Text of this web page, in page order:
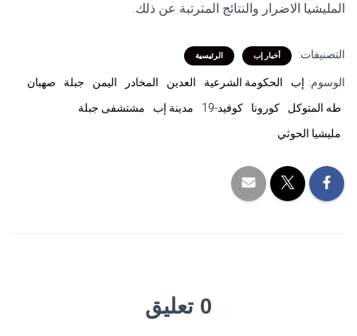
المليشيا الاضرار والنتائج المترتبة عن ذلك.
التصنيفات: أخبار إب الرئيسية
الوسوم: إب الحكومة الشرعية العدين المخادر اليمن جبلة
صهبان
طه المتوكل
كورونا كوفيد-19 مدينة إب
مشتشفى جبلة
مليشيا الحوثي
0 تعليق